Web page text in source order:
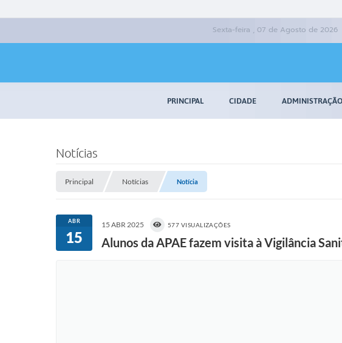
Sexta-feira , 07 de Agosto de 2026
PRINCIPAL CIDADE ADMINISTRAÇÃO
Notícias
Principal Notícias Notícia
ABR
15
15 ABR 2025 577 VISUALIZAÇÕES
Alunos da APAE fazem visita à Vigilância